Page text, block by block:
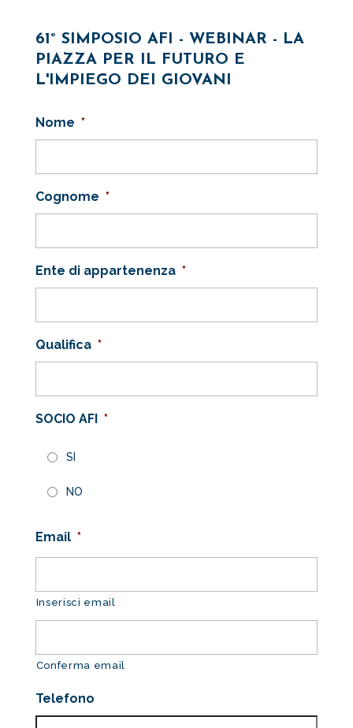
61° SIMPOSIO AFI - WEBINAR - LA
PIAZZA PER IL FUTURO E
L'IMPIEGO DEI GIOVANI
Nome *
Cognome *
Ente di appartenenza *
Qualifica *
SOCIO AFI *
SI
NO
Email *
Inserisci email
Conferma email
Telefono